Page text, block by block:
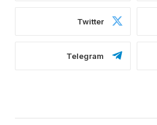
Twitter
Telegram